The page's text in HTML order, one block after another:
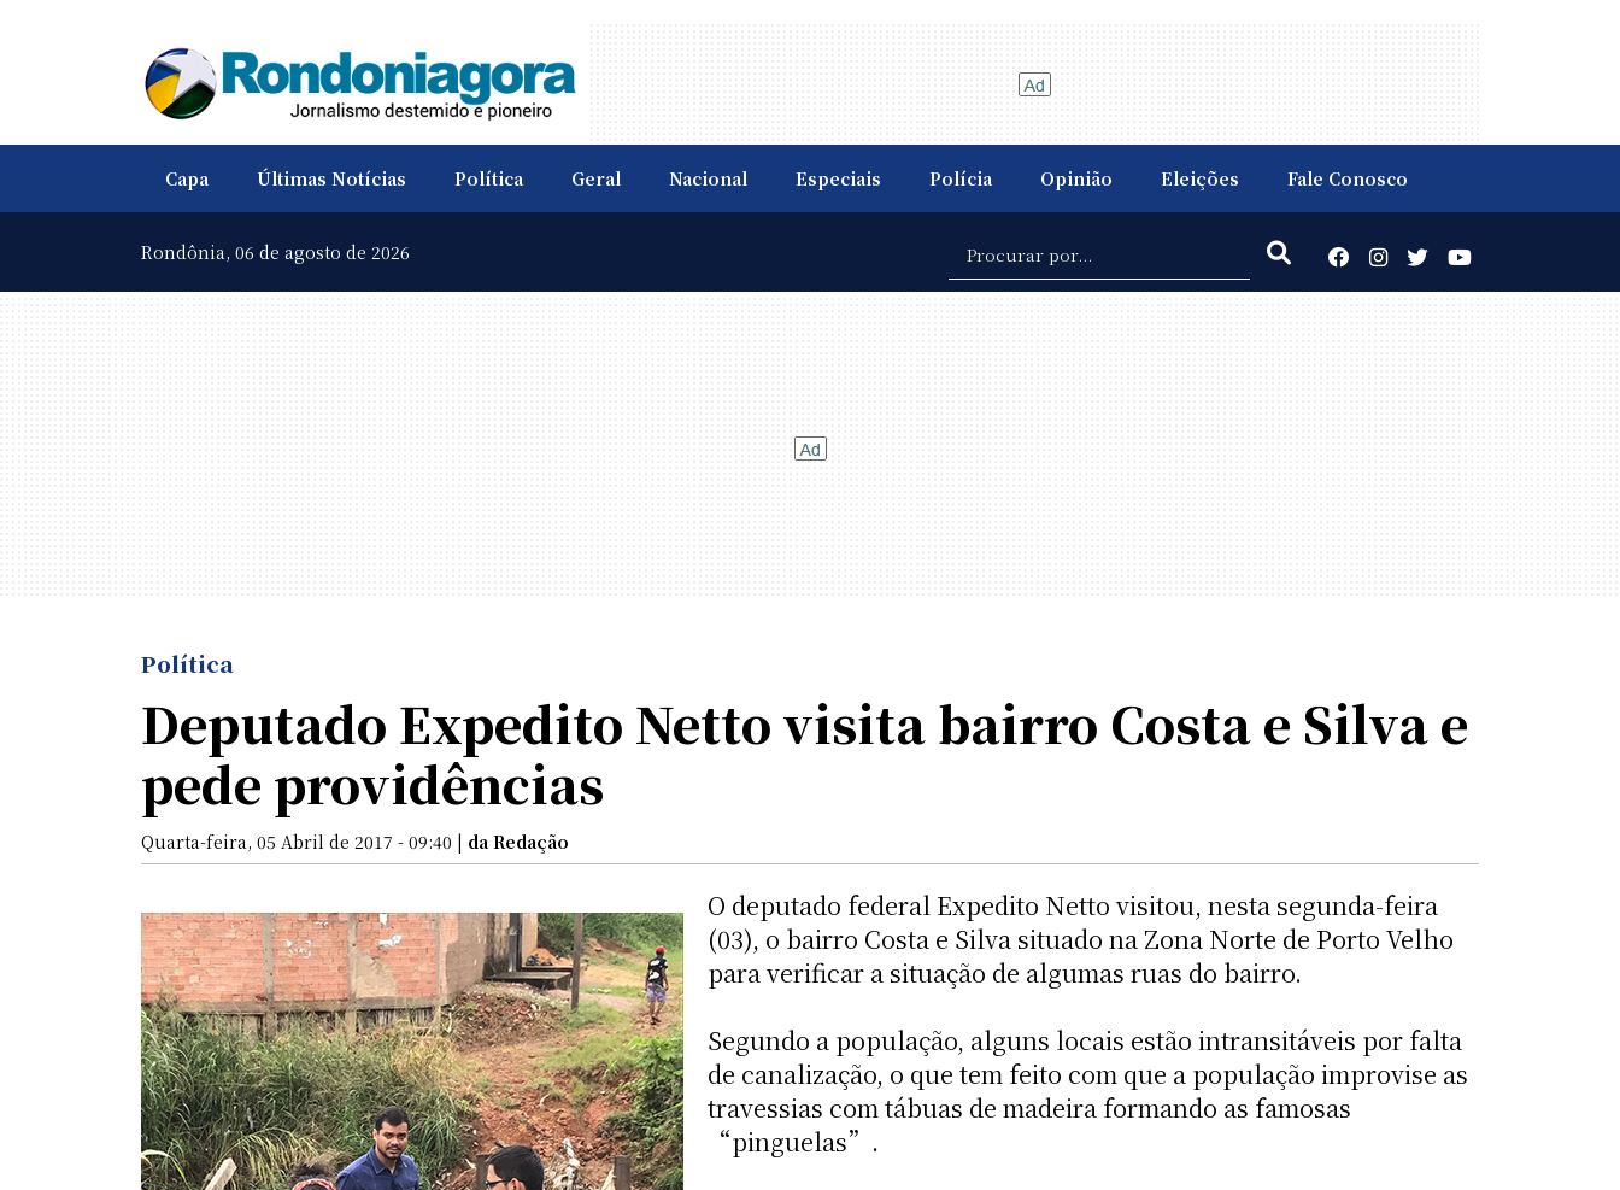
Capa Últimas Notícias Política Geral Nacional Especiais Polícia Opinião Eleições Fale Conosco
Rondônia, 06 de agosto de 2026
Política
Deputado Expedito Netto visita bairro Costa e Silva e
pede providências
Quarta-feira, 05 Abril de 2017 - 09:40 | da Redação
O deputado federal Expedito Netto visitou, nesta segunda-feira
(03), o bairro Costa e Silva situado na Zona Norte de Porto Velho
para verificar a situação de algumas ruas do bairro.
Segundo a população, alguns locais estão intransitáveis por falta
de canalização, o que tem feito com que a população improvise as
travessias com tábuas de madeira formando as famosas
“pinguelas”.